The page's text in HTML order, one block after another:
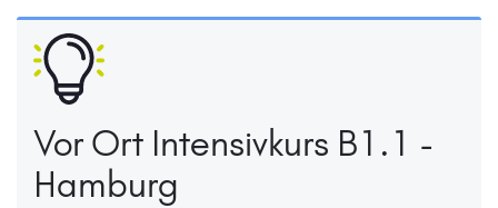
Vor Ort Intensivkurs B1.1 -
Hamburg